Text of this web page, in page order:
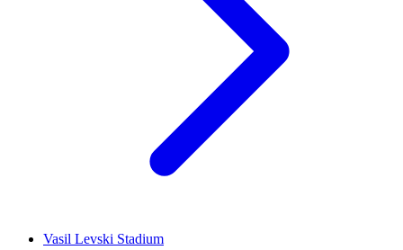
Vasil Levski Stadium